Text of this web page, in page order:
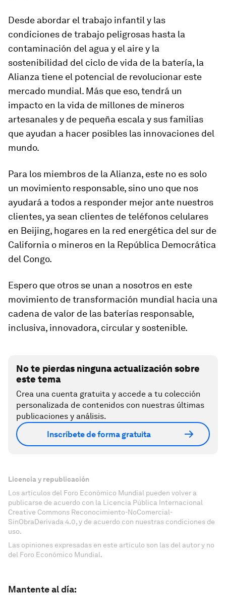
Desde abordar el trabajo infantil y las
condiciones de trabajo peligrosas hasta la
contaminación del agua y el aire y la
sostenibilidad del ciclo de vida de la batería, la
Alianza tiene el potencial de revolucionar este
mercado mundial. Más que eso, tendrá un
impacto en la vida de millones de mineros
artesanales y de pequeña escala y sus familias
que ayudan a hacer posibles las innovaciones del
mundo.
Para los miembros de la Alianza, este no es solo
un movimiento responsable, sino uno que nos
ayudará a todos a responder mejor ante nuestros
clientes, ya sean clientes de teléfonos celulares
en Beijing, hogares en la red energética del sur de
California o mineros en la República Democrática
del Congo.
Espero que otros se unan a nosotros en este
movimiento de transformación mundial hacia una
cadena de valor de las baterías responsable,
inclusiva, innovadora, circular y sostenible.
No te pierdas ninguna actualización sobre
este tema
Crea una cuenta gratuita y accede a tu colección
personalizada de contenidos con nuestras últimas
publicaciones y análisis.
Inscríbete de forma gratuita
Licencia y republicación
Los artículos del Foro Económico Mundial pueden volver a
publicarse de acuerdo con la Licencia Pública Internacional
Creative Commons Reconocimiento-NoComercial-
SinObraDerivada 4.0, y de acuerdo con nuestras condiciones de
uso.
Las opiniones expresadas en este artículo son las del autor y no
del Foro Económico Mundial.
Mantente al día: